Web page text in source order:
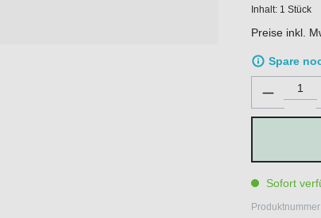
Inhalt: 1 Stück
Preise inkl.
Spare
Produkt
Sofort
Produktnummer: